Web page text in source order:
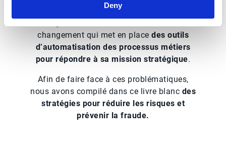
Deny
l’entreprise. La direction financière
changement qui met en place des outils
d’automatisation des processus métiers
pour répondre à sa mission stratégique.
Afin de faire face à ces problématiques,
nous avons compilé dans ce livre blanc des
stratégies pour réduire les risques et
prévenir la fraude.